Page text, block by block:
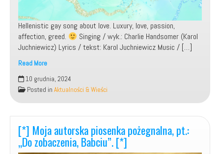
Hellenistic gay song about love. Luxury, love, passion,
affection, greed.
Singing / wyk.: Charlie Handsomer (Karol
Juchniewicz) Lyrics / tekst: Karol Juchniewicz Music / […]
Read More
Moja
autorska
piosenka
w
j.
angielskim
–
„Love,
10 grudnia, 2024
Posted in Aktualności & Wieści
[*] Moja autorska piosenka pożegnalna, pt.:
„Do zobaczenia, Babciu”. [*]